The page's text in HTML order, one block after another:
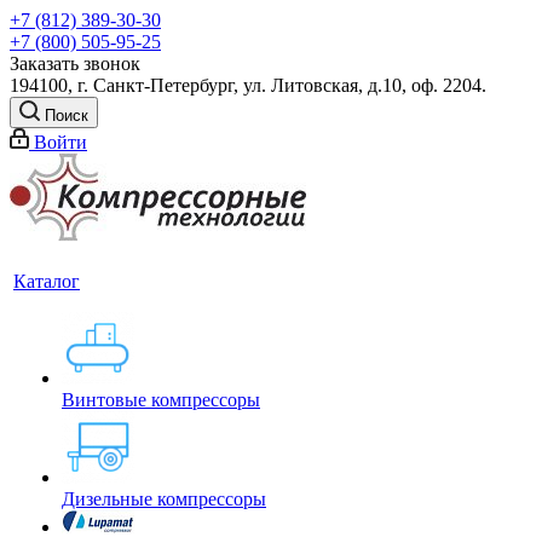
+7 (812) 389-30-30
+7 (800) 505-95-25
Заказать звонок
194100, г. Санкт-Петербург, ул. Литовская, д.10, оф. 2204.
Поиск
Войти
Каталог
Винтовые компрессоры
Дизельные компрессоры